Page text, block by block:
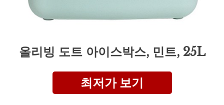
올리빙 도트 아이스박스, 민트, 25L
최저가 보기